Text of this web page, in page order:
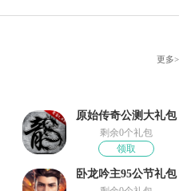
更多>
原始传奇公测大礼包
剩余0个礼包
领取
卧龙吟主95公节礼包